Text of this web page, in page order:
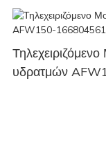
υδρατμών